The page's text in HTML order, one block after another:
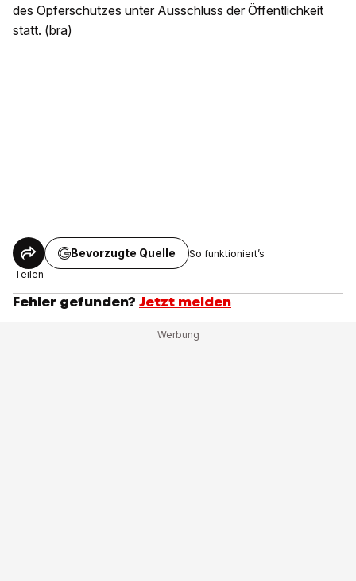
des Opferschutzes unter Ausschluss der Öffentlichkeit
statt. (bra)
Teilen
Bevorzugte Quelle So funktioniert’s
Fehler gefunden? Jetzt melden